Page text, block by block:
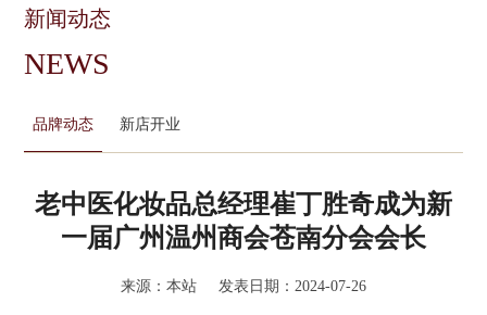
新闻动态
NEWS
品牌动态 新店开业
老中医化妆品总经理崔丁胜奇成为新
一届广州温州商会苍南分会会长
来源：本站 发表日期：2024-07-26